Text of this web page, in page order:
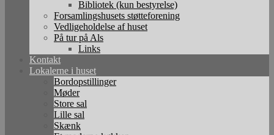
Bibliotek (kun bestyrelse)
Forsamlingshusets støtteforening
Vedligeholdelse af huset
På tur på Als
Links
Kontakt
Lokalerne i huset
Bordopstillinger
Møder
Store sal
Lille sal
Skænk